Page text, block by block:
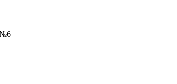
№6